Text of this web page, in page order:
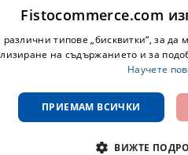
Fistocommerce.com
типове „бисквитки“, за
на съдържанието и за
Научете
ПРИЕМАМ ВСИЧКИ
ВИЖТЕ